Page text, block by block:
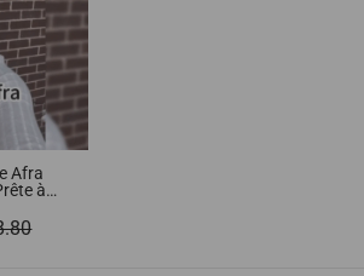
Afra
à
sur la
lace